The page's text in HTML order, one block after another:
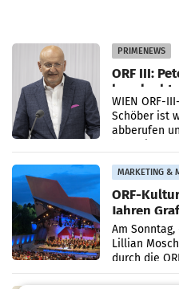
PRIMENEWS
ORF III:
beurlaubt
WIEN ORF-
Schöber ist
abberufen
MARKETING &
ORF-
Jahren
Am
Lillian
durch die
startet mit